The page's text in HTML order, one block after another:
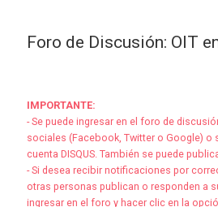
Foro de Discusión: OIT
IMPORTANTE:
- Se puede ingresar en el foro de
sociales (Facebook, Twitter o Google) o
cuenta DISQUS. También se puede
- Si desea recibir notificaciones por
otras personas publican o responden a
ingresar en el foro y hacer clic en la